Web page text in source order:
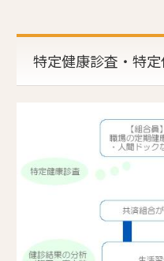
特定健康診査・特